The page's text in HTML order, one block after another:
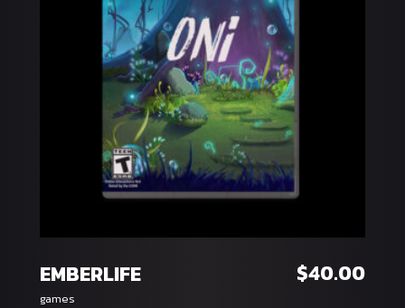
EMBERLIFE $40.00
games